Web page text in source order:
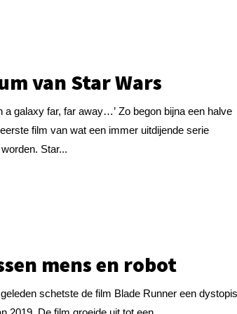
van Star Wars
a galaxy far, far away…’ Zo begon bijna een halve
film van wat een immer uitdijende serie
Star...
mens en robot
schetste de film Blade Runner een